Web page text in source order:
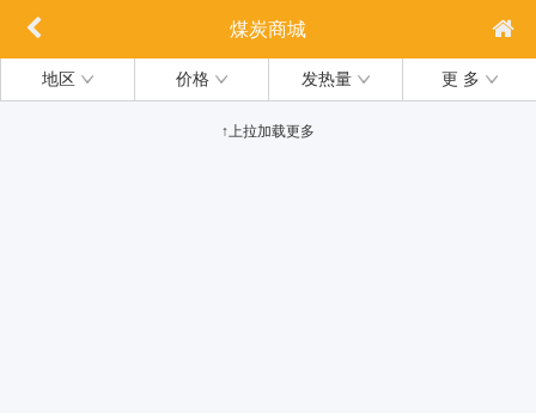
煤炭商城
地区 价格 发热量 更 多
↑上拉加载更多